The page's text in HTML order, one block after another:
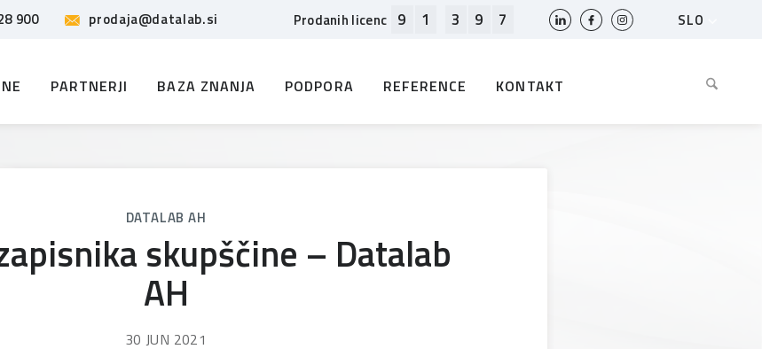
900 prodaja@datalab.si Prodanih licenc 9 1 3 9 7
SLO
PARTNERJI BAZA ZNANJA PODPORA REFERENCE KONTAKT
DATALAB AH
skupščine – Datalab
AH
30 JUN 2021